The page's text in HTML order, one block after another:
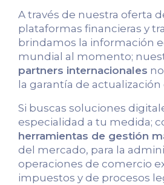
A través de nuestra oferta
plataformas financieras y
brindamos la información
mundial al momento;
partners internacionales
la garantía de
Si buscas soluciones
especialidad a tu medida;
herramientas de gestión
del mercado, para la
operaciones de comercio
impuestos y de procesos